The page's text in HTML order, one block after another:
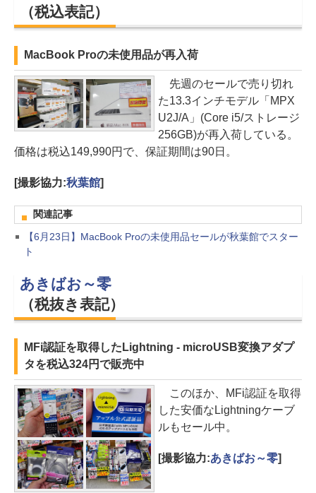
（税込表記）
MacBook Proの未使用品が再入荷
先週のセールで売り切れ
た13.3インチモデル「MPX
U2J/A」(Core i5/ストレージ
256GB)が再入荷している。
価格は税込149,990円で、保証期間は90日。
[撮影協力:秋葉館]
関連記事
【6月23日】MacBook Proの未使用品セールが秋葉館でスター
ト
あきばお～零
（税抜き表記）
MFi認証を取得したLightning - microUSB変換アダプ
タを税込324円で販売中
このほか、MFi認証を取得
した安価なLightningケーブ
ルもセール中。
[撮影協力:あきばお～零]